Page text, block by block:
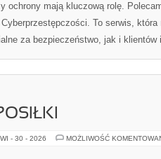
ochrony mają kluczową rolę.
To serwis,
za bezpieczeństwo, jak i
- 30 - 2026 MOŻLIWOŚĆ